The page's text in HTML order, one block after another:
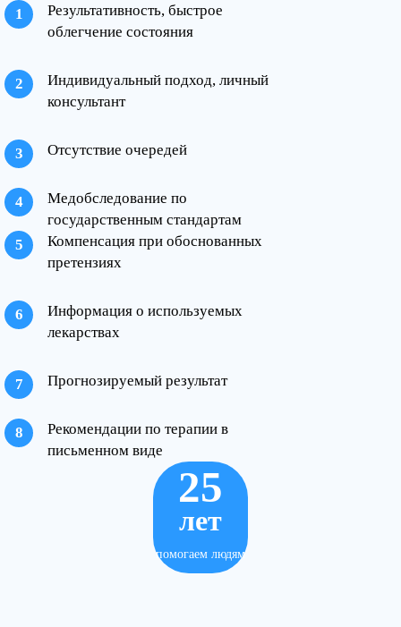
Результативность, быстрое
облегчение состояния
Индивидуальный подход, личный
консультант
Отсутствие очередей
Медобследование по
государственным стандартам
Компенсация при обоснованных
претензиях
Информация о используемых
лекарствах
Прогнозируемый результат
Рекомендации по терапии в
письменном виде
25
лет
помогаем людям